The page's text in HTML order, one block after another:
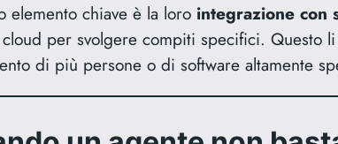
elemento chiave è la loro integrazione con
per svolgere compiti specifici. Questo
di più persone o di software altamente